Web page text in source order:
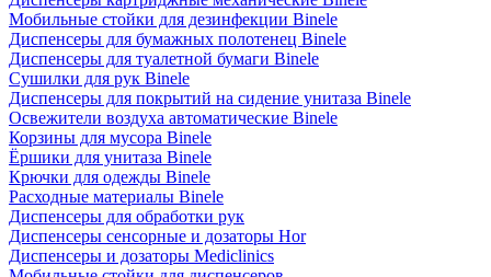
Мобильные стойки для дезинфекции Binele
Диспенсеры для бумажных полотенец Binele
Диспенсеры для туалетной бумаги Binele
Сушилки для рук Binele
Диспенсеры для покрытий на сидение унитаза Binele
Освежители воздуха автоматические Binele
Корзины для мусора Binele
Ёршики для унитаза Binele
Крючки для одежды Binele
Расходные материалы Binele
Диспенсеры для обработки рук
Диспенсеры сенсорные и дозаторы Hor
Диспенсеры и дозаторы Mediclinics